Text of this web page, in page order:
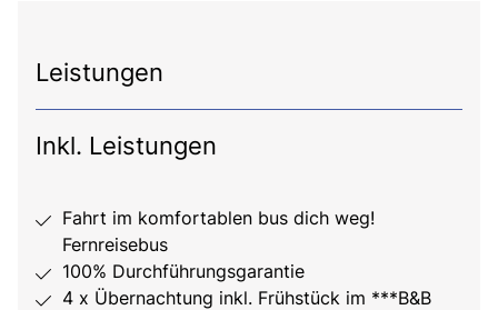
Leistungen
Inkl. Leistungen
Fahrt im komfortablen bus dich weg!
Fernreisebus
100% Durchführungsgarantie
4 x Übernachtung inkl. Frühstück im ***B&B